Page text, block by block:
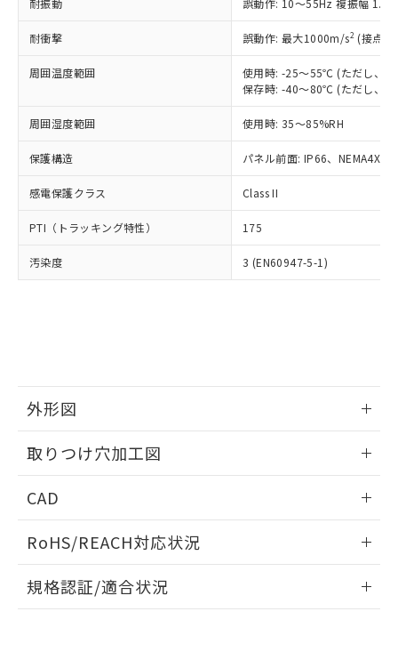
耐振動 誤動作: 10～55Hz 複振幅
耐衝撃 誤動作: 最大1000m/s2 (接点
周囲温度範囲
使用時: -25～55℃ (ただし、氷
保存時: -40～80℃ (ただし、氷
周囲湿度範囲 使用時: 35～85%RH
保護構造 パネル前面: IP66、NEMA4X,
感電保護クラス Class II
PTI（トラッキング特性） 175
汚染度 3 (EN60947-5-1)
外形図
取りつけ穴加工図
CAD
ドすることができます。
ログイン/会員登録
RoHS/REACH対応状況
EU RoHS 注意事項・凡例
規格認証/適合状況
正式な納期状況および標準価格はお客
様のお取引先、またはお客様担当のオ
ムロン制御機器販売店・当社販売員に
オムロン制御機器販売店や当社販売拠
販売ネットワーク
」をご確認
在庫状況および標準価格結果を当社の
事前の承諾なく第三者に漏洩または開
示しないようお願いします。
マイパーツ機能（部品リスト作成サー
ビス）をご利用いただくには、I-Web
メンバーズにご登録されている必要が
お客様が当ウェブサイト上で当社にご
指します。
但し、RoHS指令で産業用監視および制御機器に対する
適用除外項目は除く。
フタル酸エステル類の４物質については閾値を超える意
図的な使用がないことを確認しています。
部品在庫の切り替え状況などにより、予定
月が前後することがあります。
※3 非含有証明書ダウンロード
51物質の非含有証明書（当社基準）
※本証明書は発行日時点で非含有を証明す
るもので、過去に遡って非含有を証明する
ものではありません。
また、RoHS指令のフタル酸エステル類４
欄に対応日を記載しておりました。
既に当社にて対応品への在庫切替を完了
していることから、特段のことがない限
り、2022年1月12日より割愛しておりま
す。
DBP(フタル酸ジブチル) : 1000ppm、 DIBP(フタル酸ジ
イソブチル) : 1000ppm、 BBP(フタル酸ブチルベンジ
DEHP(フタル酸ビス(2-エチルヘキシル)) : 1000ppm
準値以下であることを示します。
「10」：通常の使用状況下において有害物
質が外部に漏えいし、環境に深刻な影響を
及ぼさない年数を意味します。
「－」：未確認です。当社販売部門へお問
全に破砕するなど、違法に輸出されな
いよう必要な手段を講じます。
当社は貴社製品を、核兵器、ミサイ
ル、化学兵器、生物兵器またはその他
武器並びにこれらの製造装置等に一切
当社は、貴社製品を第三者に販売する
場合は、上記1、2および3の内容を当
該第三者に通知します。また当社は、
販売先および販売に係わる関係者が違
法に輸出するおそれがある場合は、取
り引きをいたしません。
一定数には満たないが在庫あり
－
在庫なし(最新の在庫状況につ
いては、お客様のお取引先、ま
たはお客様担当のオムロン制御
機器販売店・当社販売員にご確
空
受注生産機種、また在庫状況の
情報を公開していない機種